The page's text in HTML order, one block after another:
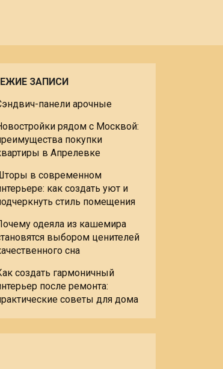
ЗАПИСИ
панели арочные
рядом с Москвой:
покупки
в Апрелевке
в современном
как создать уют и
стиль помещения
одеяла из кашемира
выбором ценителей
сна
создать гармоничный
после ремонта:
советы для дома